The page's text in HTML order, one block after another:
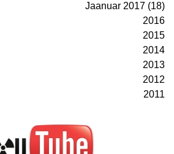
Jaanuar 2017 (18)
2016
2015
2014
2013
2012
2011